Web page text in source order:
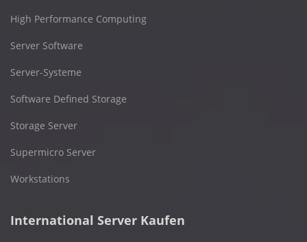
High Performance Computing
Server Software
Server-Systeme
Software Defined Storage
Storage Server
Supermicro Server
Workstations
International Server Kaufen